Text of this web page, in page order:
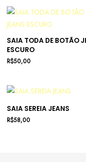
SAIA TODA DE BOTÃO
ESCURO
R$50,00
SAIA SEREIA JEANS
R$58,00